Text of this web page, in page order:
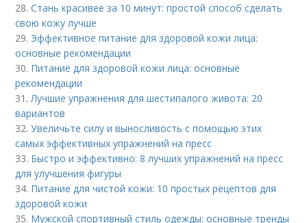
28.Стань красивее за 10 минут: простой способ сделать
свою кожу лучше
29. Эффективное питание для здоровой кожи лица:
основные рекомендации
30. Питание для здоровой кожи лица: основные
рекомендации
31.Лучшие упражнения для шестипалого живота: 20
вариантов
32.Увеличьте силу и выносливость с помощью этих
самых эффективных упражнений на пресс
33. Быстро и эффективно: 8 лучших упражнений на пресс
для улучшения фигуры
34. Питание для чистой кожи: 10 простых рецептов для
здоровой кожи
35. Мужской спортивный стиль одежды: основные тренды